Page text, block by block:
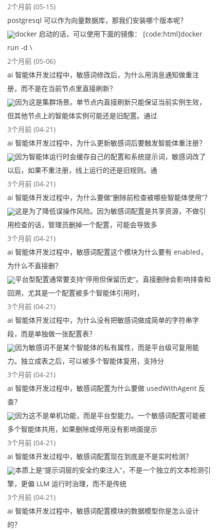
2个月前 (05-15)
postgresql 可以作为向量数据库，那我们安装哪个版本呢？
docker 启动的话，可以使用下面的镜像： [code:html]docker
run -d \
2个月前 (05-06)
ai 智能体开发过程中，敏感词修改后，为什么用消息通知做重注
册，而不是在当前节点里直接刷新？
因为这是集群场景。单节点内直接刷新只能保证当前实例生效，
但其他节点上的智能体实例可能还是旧配置。通过
3个月前 (04-21)
ai 智能体开发过程中，为什么更新敏感词后要触发智能体重注册？
因为智能体运行时会缓存自己的配置和系统提示词，敏感词改了
以后，如果不重注册，线上运行的还是旧规则。通
3个月前 (04-21)
ai 智能体开发过程中，为什么要做“删除前检查被哪些智能体使用”？
这是为了降低误操作风险。因为敏感词配置是共享资源，不做引
用检查的话，管理员删掉一个配置，可能会导致多
3个月前 (04-21)
ai 智能体开发过程中，敏感词配置这个模块为什么要有 enabled，
为什么不直接删？
平台型配置通常要支持“停用但保留历史”。直接删除会影响排查和
回溯，尤其是一个配置被多个智能体引用时，
3个月前 (04-21)
ai 智能体开发过程中，为什么没有把敏感词做成简单的字符串字
段，而是单独做一张配置表？
因为敏感词不是某个智能体的私有属性，而是平台级可复用能
力。独立成表之后，可以被多个智能体复用，支持分
3个月前 (04-21)
ai 智能体开发过程中，敏感词配置为什么要做 usedWithAgent 反
查？
因为这不是单机功能，而是平台型能力。一个敏感词配置可能被
多个智能体共用，如果删除或停用没有影响面提示
3个月前 (04-21)
ai 智能体开发过程中，敏感词配置现在到底是不是实时检测？
本质上是“提示词层的安全约束注入”，不是一个独立的文本检测引
擎，更偏 LLM 运行时治理，而不是传统
3个月前 (04-21)
ai 智能体开发过程中，敏感词配置模块的数据模型你是怎么设计
的？